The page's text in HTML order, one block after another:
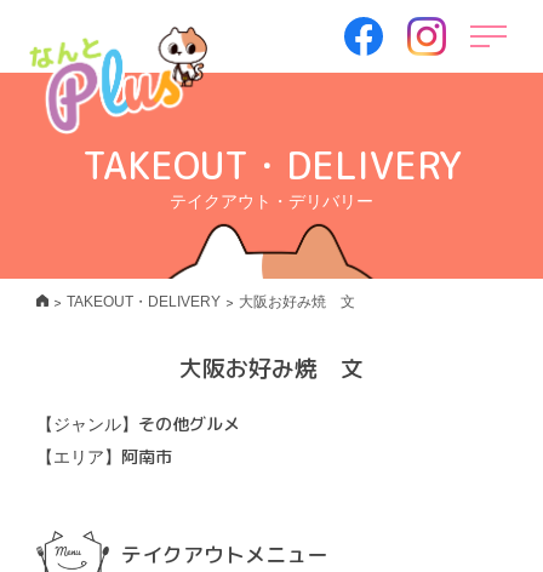
TAKEOUT・DELIVERY
テイクアウト・デリバリー
> TAKEOUT・DELIVERY > 大阪お好み焼 文
大阪お好み焼 文
【ジャンル】 その他グルメ
【エリア】 阿南市
テイクアウトメニュー